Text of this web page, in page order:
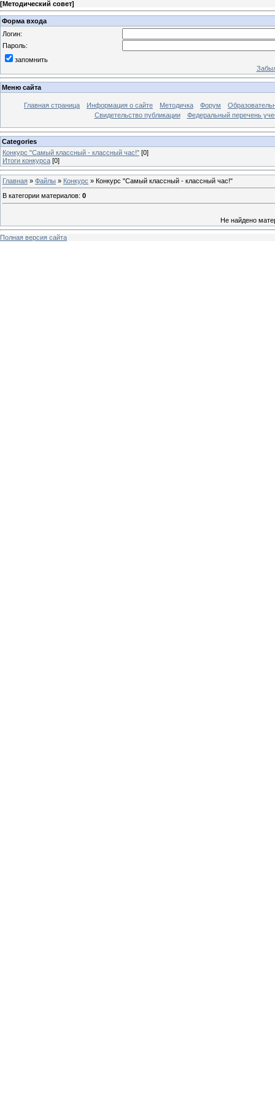
[Методический совет]
Форма входа
Логин:
Пароль:
запомнить
Меню сайта
Главная страница Информация о сайте Методичка Форум
Свидетельство публикации
Федеральный перечень
Categories
Конкурс "Самый классный - классный час!" [0]
Итоги конкурса [0]
Главная » Файлы » Конкурс » Конкурс "Самый классный - классный час!"
В категории материалов: 0
Не найдено
Полная версия сайта